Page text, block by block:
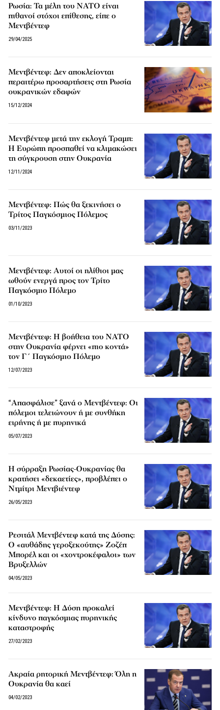
Ρωσία: Τα μέλη του NATO είναι
πιθανοί στόχοι επίθεσης, είπε ο
Μεντβέντεφ
29/04/2025
Μεντβέντεφ: Δεν αποκλείονται
περαιτέρω προσαρτήσεις στη Ρωσία
ουκρανικών εδαφών
15/12/2024
Μεντβέντεφ μετά την εκλογή Τραμπ:
Η Ευρώπη προσπαθεί να κλιμακώσει
τη σύγκρουση στην Ουκρανία
12/11/2024
Μεντβέντεφ: Πώς θα ξεκινήσει ο
Τρίτος Παγκόσμιος Πόλεμος
03/11/2023
Μεντβέντεφ: Αυτοί οι ηλίθιοι μας
ωθούν ενεργά προς τον Τρίτο
Παγκόσμιο Πόλεμο
01/10/2023
Μεντβέντεφ: H βοήθεια του NATO
στην Ουκρανία φέρνει «πιο κοντά»
τον Γ΄ Παγκόσμιο Πόλεμο
12/07/2023
“Απασφάλισε” ξανά ο Μεντβέντεφ: Οι
πόλεμοι τελειώνουν ή με συνθήκη
ειρήνης ή με πυρηνικά
05/07/2023
Η σύρραξη Ρωσίας-Ουκρανίας θα
κρατήσει «δεκαετίες», προβλέπει ο
Ντμίτρι Μεντβιέντεφ
26/05/2023
Ρεσιτάλ Μεντβέντεφ κατά της Δύσης:
Ο «αυθάδης γεροξεκούτης» Ζοζέπ
Μπορέλ και οι «χοντροκέφαλοι» των
Βρυξελλών
04/05/2023
Μεντβέντεφ: Η Δύση προκαλεί
κίνδυνο παγκόσμιας πυρηνικής
καταστροφής
27/02/2023
Ακραία ρητορική Μεντβέντεφ: Όλη η
Ουκρανία θα καεί
04/02/2023